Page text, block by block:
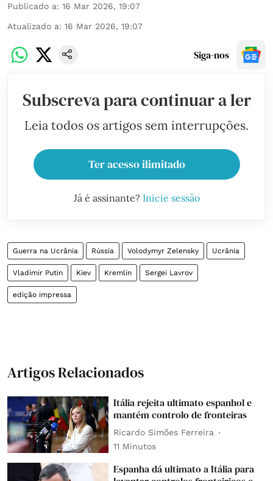
Publicado a: 16 Mar 2026, 19:07
Atualizado a: 16 Mar 2026, 19:07
Siga-nos
Subscreva para continuar a ler
Leia todos os artigos sem interrupções.
Ter acesso ilimitado
Já é assinante? Inicie sessão
Guerra na Ucrânia Rússia Volodymyr Zelensky Ucrânia
Vladimir Putin Kiev Kremlin Sergei Lavrov
edição impressa
Artigos Relacionados
Itália rejeita ultimato espanhol e
mantém controlo de fronteiras
Ricardo Simões Ferreira
11 Minutos
Espanha dá ultimato a Itália para